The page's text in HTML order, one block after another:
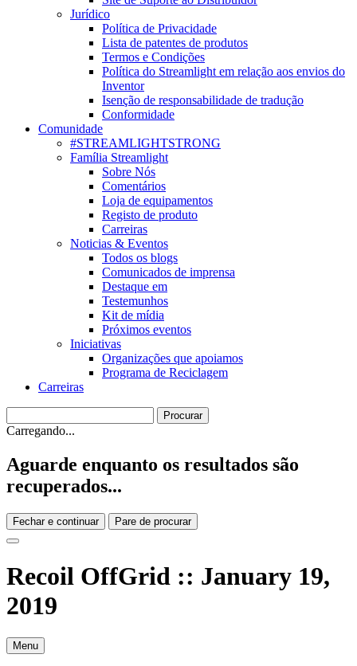
Jurídico
Política de Privacidade
Lista de patentes de produtos
Termos e Condições
Política do Streamlight em relação aos envios do
Inventor
Isenção de responsabilidade de tradução
Conformidade
Comunidade
#STREAMLIGHTSTRONG
Família Streamlight
Sobre Nós
Comentários
Loja de equipamentos
Registo de produto
Carreiras
Noticias & Eventos
Todos os blogs
Comunicados de imprensa
Destaque em
Testemunhos
Kit de mídia
Próximos eventos
Iniciativas
Organizações que apoiamos
Programa de Reciclagem
Carreiras
Carregando...
Aguarde enquanto os resultados são
recuperados...
Fechar e continuar Pare de procurar
Recoil OffGrid :: January 19,
2019
Menu